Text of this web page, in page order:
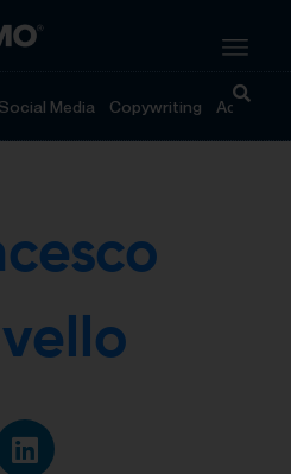
Social Media Copywriting